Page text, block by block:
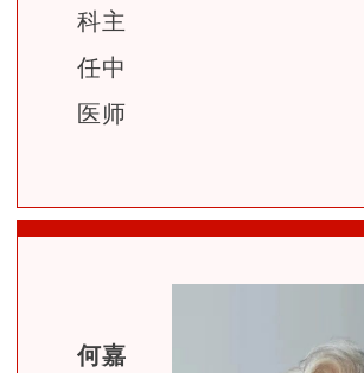
科主
任中
医师
何嘉